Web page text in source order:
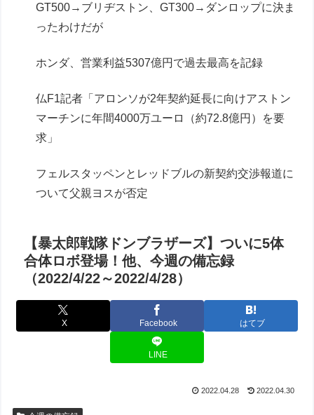
GT500→ブリヂストン、GT300→ダンロップに決ま
ったわけだが
ホンダ、営業利益5307億円で過去最高を記録
仏F1記者「アロンソが2年契約延長に向けアストン
マーチンに年間4000万ユーロ（約72.8億円）を要
求」
フェルスタッペンとレッドブルの新契約交渉報道に
ついて父親ヨスが否定
【暴太郎戦隊ドンブラザーズ】ついに5体
合体ロボ登場！他、今週の備忘録
（2022/4/22～2022/4/28）
X Facebook はてブ
LINE
2022.04.28 2022.04.30